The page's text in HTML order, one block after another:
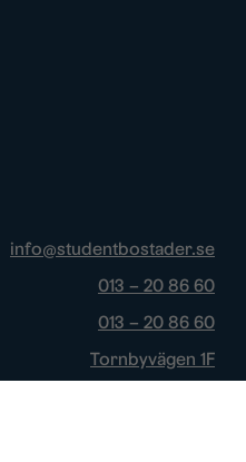
info@studentbostader.se
013 – 20 86 60
013 – 20 86 60
Tornbyvägen 1F